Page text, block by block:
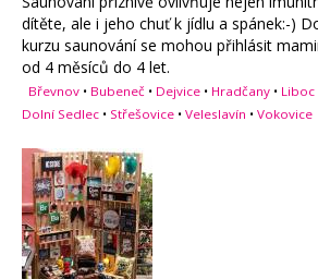
dítěte, ale i jeho chuť k jídlu a spánek:-)
kurzu saunování se mohou přihlásit
od 4 měsíců do 4 let.
Břevnov • Bubeneč • Dejvice • Hradčany • Liboc
Dolní Sedlec • Střešovice • Veleslavín • Vokovice